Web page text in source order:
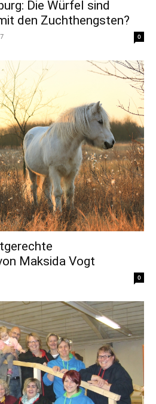
Die Würfel sind
den Zuchthengsten?
0
Maksida Vogt
0